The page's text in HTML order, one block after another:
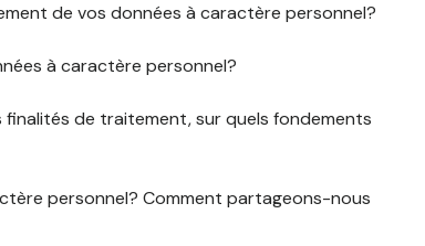
de vos données à caractère personnel?
à caractère personnel?
de traitement, sur quels fondements
personnel? Comment partageons-nous